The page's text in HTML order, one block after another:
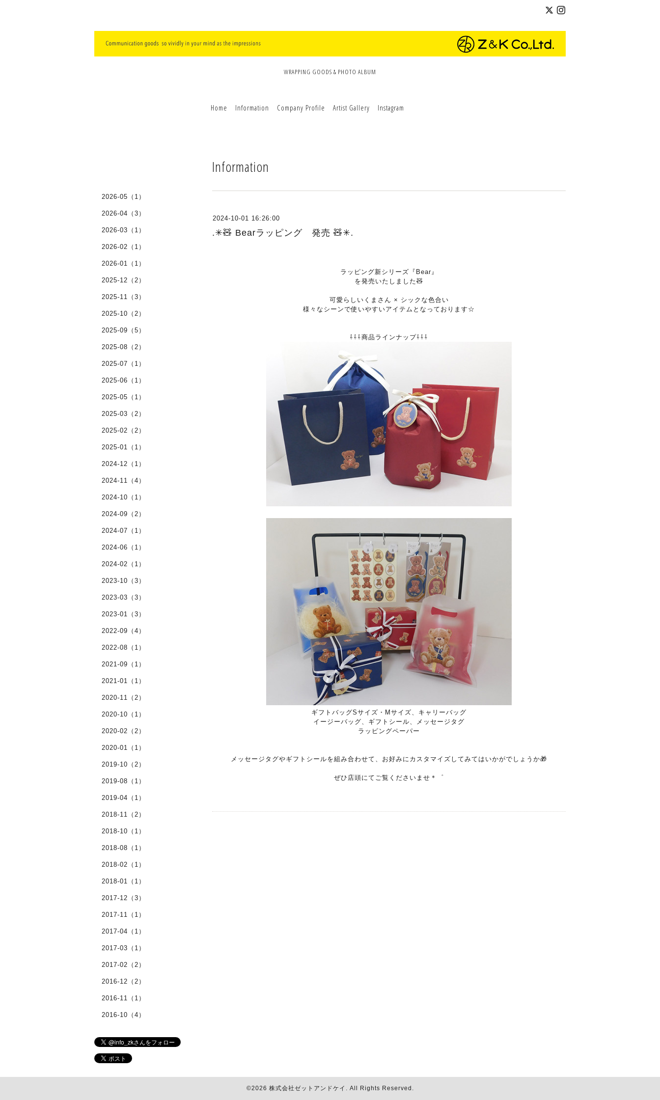
WRAPPING GOODS & PHOTO ALBUM
Home Information Company Profile Artist Gallery Instagram
Information
2024-10-01 16:26:00
.✳︎🧸 Bearラッピング 発売 🧸✳︎.
ラッピング新シリーズ『Bear』
を発売いたしました🧸
可愛らしいくまさん × シックな色合い
様々なシーンで使いやすいアイテムとなっております☆
⇩⇩⇩商品ラインナップ⇩⇩⇩
ギフトバッグSサイズ・Mサイズ、キャリーバッグ
イージーバッグ、ギフトシール、メッセージタグ
ラッピングペーパー
メッセージタグやギフトシールを組み合わせて、お好みにカスタマイズしてみてはいかがでしょうか🎁
ぜひ店頭にてご覧くださいませ＊゜
2026-05（1）
2026-04（3）
2026-03（1）
2026-02（1）
2026-01（1）
2025-12（2）
2025-11（3）
2025-10（2）
2025-09（5）
2025-08（2）
2025-07（1）
2025-06（1）
2025-05（1）
2025-03（2）
2025-02（2）
2025-01（1）
2024-12（1）
2024-11（4）
2024-10（1）
2024-09（2）
2024-07（1）
2024-06（1）
2024-02（1）
2023-10（3）
2023-03（3）
2023-01（3）
2022-09（4）
2022-08（1）
2021-09（1）
2021-01（1）
2020-11（2）
2020-10（1）
2020-02（2）
2020-01（1）
2019-10（2）
2019-08（1）
2019-04（1）
2018-11（2）
2018-10（1）
2018-08（1）
2018-02（1）
2018-01（1）
2017-12（3）
2017-11（1）
2017-04（1）
2017-03（1）
2017-02（2）
2016-12（2）
2016-11（1）
2016-10（4）
©2026 株式会社ゼットアンドケイ . All Rights Reserved.